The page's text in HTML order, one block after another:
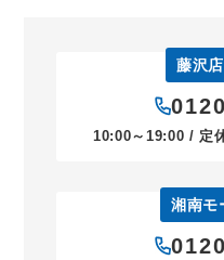
藤沢
10:00～19:00 / 定
湘南モ